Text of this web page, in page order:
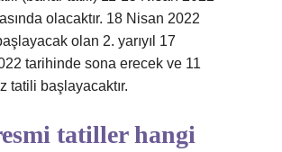
olacaktır. 18 Nisan 2022
olan 2. yarıyıl 17
tarihinde sona erecek ve 11
tatili başlayacaktır.
tatiller hangi